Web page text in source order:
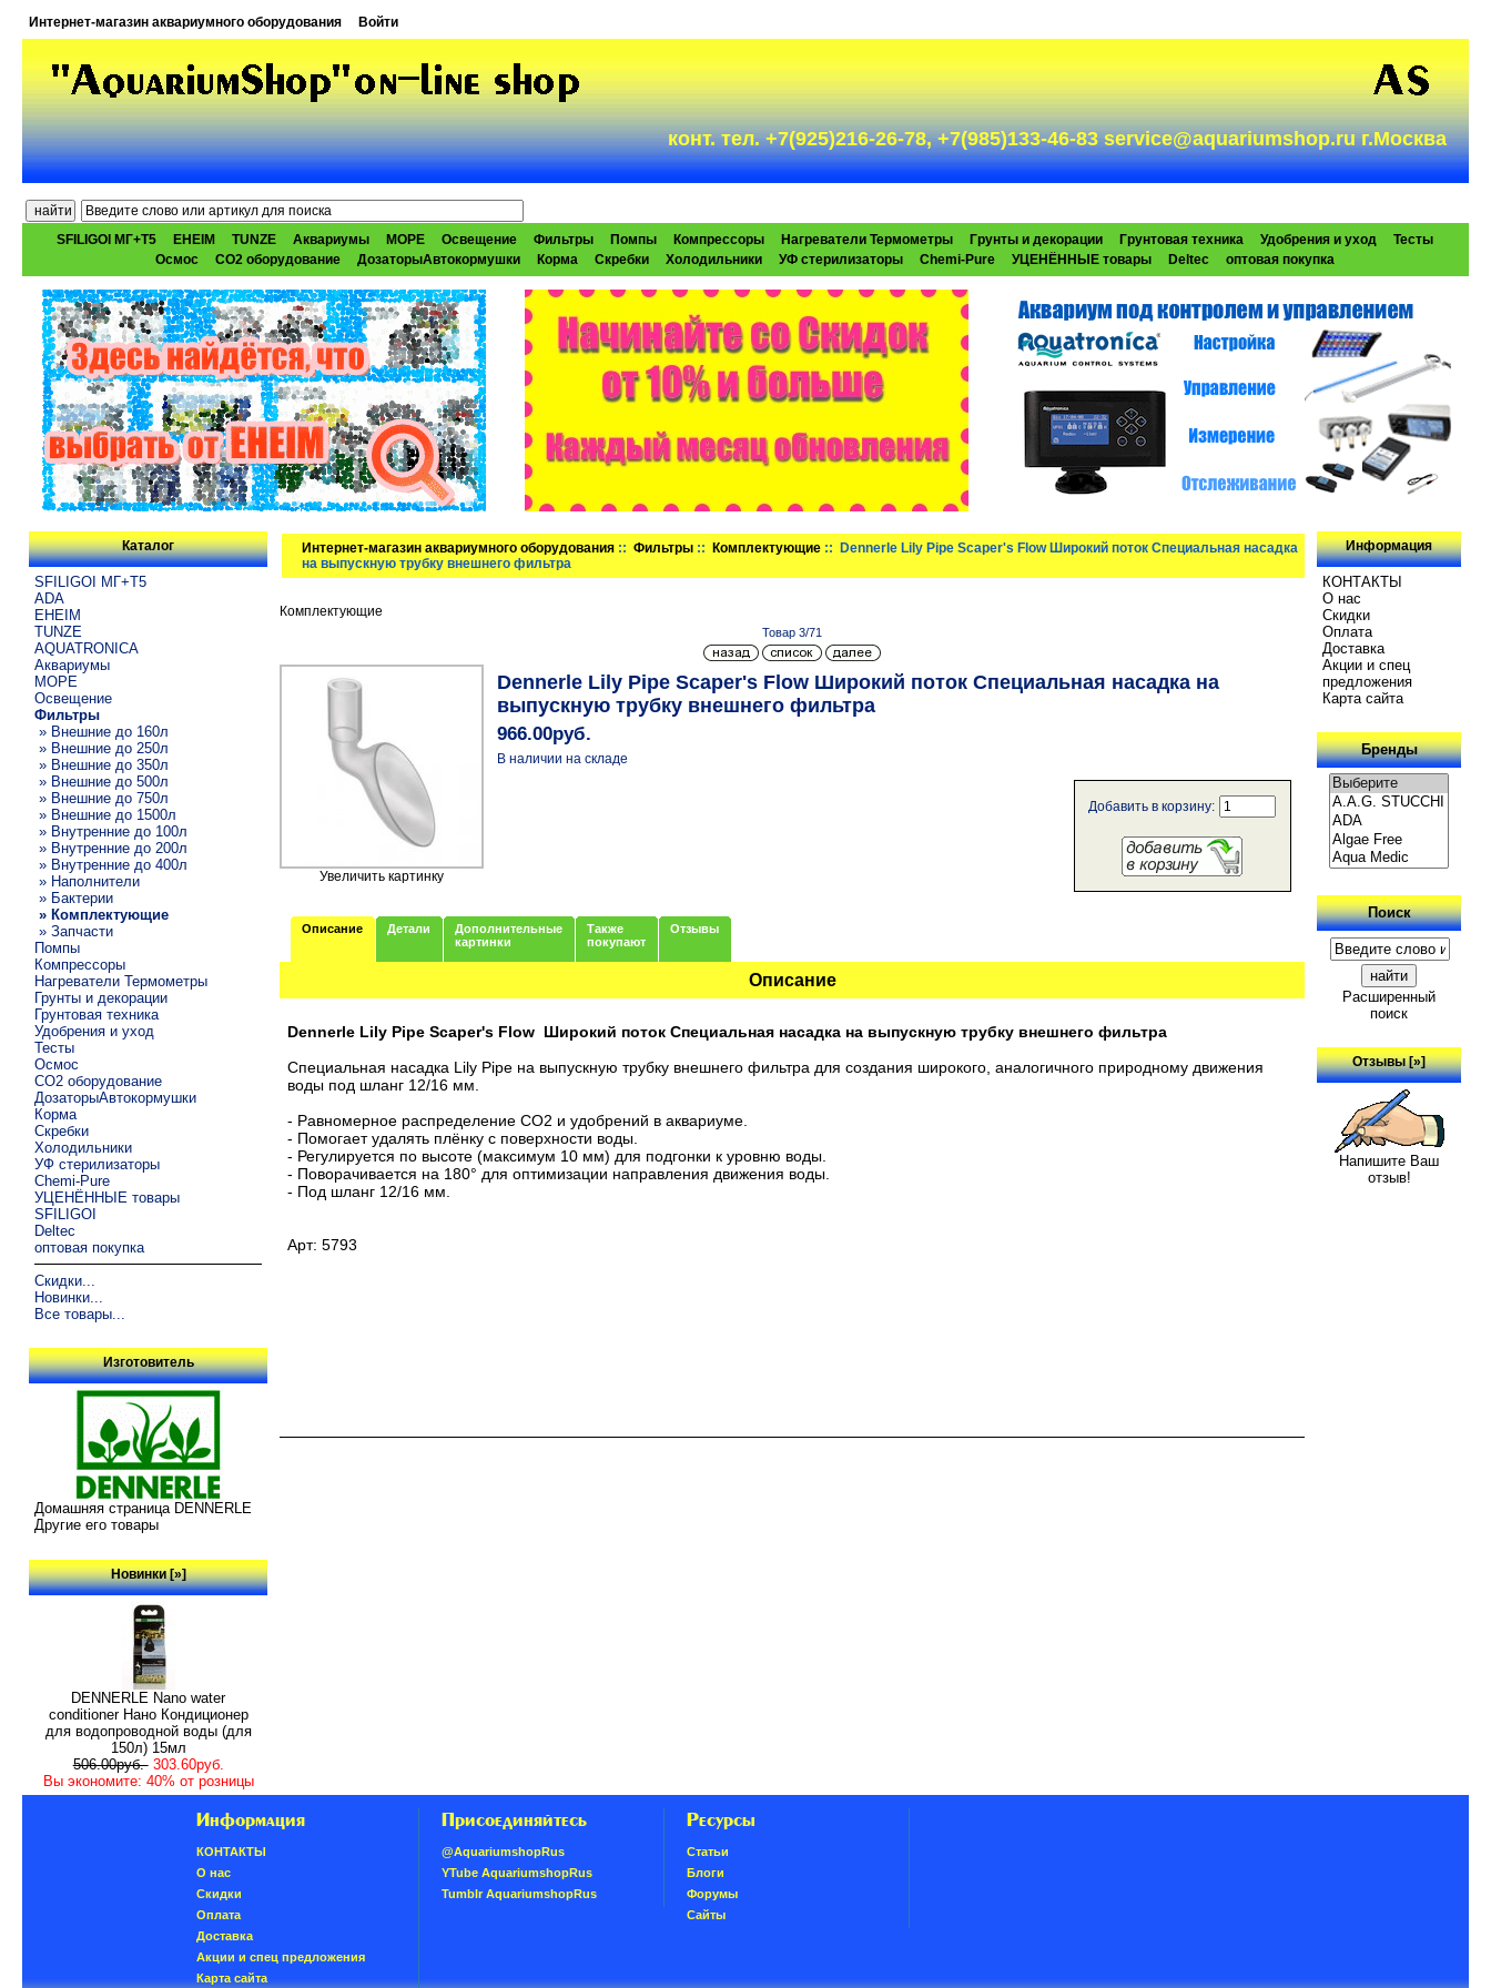
Интернет-магазин аквариумного оборудования Войти
конт. тел. +7(925)216-26-78, +7(985)133-46-83 service@aquariumshop.ru г.Москва
SFILIGOI МГ+Т5 EHEIM TUNZE Аквариумы МОРЕ Освещение Фильтры Помпы Компрессоры Нагреватели Термометры Грунты и декорации Грунтовая техника Удобрения и уход
Тесты
Осмос
CO2 оборудование ДозаторыАвтокормушки Корма Скребки Холодильники УФ стерилизаторы Chemi-Pure УЦЕНЁННЫЕ товары Deltec оптовая покупка
Каталог
SFILIGOI МГ+Т5
ADA
EHEIM
TUNZE
AQUATRONICA
Аквариумы
МОРЕ
Освещение
Фильтры
» Внешние до 160л
» Внешние до 250л
» Внешние до 350л
» Внешние до 500л
» Внешние до 750л
» Внешние до 1500л
» Внутренние до 100л
» Внутренние до 200л
» Внутренние до 400л
» Наполнители
» Бактерии
» Комплектующие
» Запчасти
Помпы
Компрессоры
Нагреватели Термометры
Грунты и декорации
Грунтовая техника
Удобрения и уход
Тесты
Осмос
CO2 оборудование
ДозаторыАвтокормушки
Корма
Скребки
Холодильники
УФ стерилизаторы
Chemi-Pure
УЦЕНЁННЫЕ товары
SFILIGOI
Deltec
оптовая покупка
Скидки...
Новинки...
Все товары...
Изготовитель
Домашняя страница DENNERLE
Другие его товары
Новинки [»]
DENNERLE Nano water
conditioner Нано Кондиционер
для водопроводной воды (для
150л) 15мл
506.00руб. 303.60руб.
Вы экономите: 40% от розницы
Интернет-магазин аквариумного оборудования ::Фильтры :: Комплектующие :: Dennerle Lily Pipe Scaper's Flow Широкий поток Специальная насадка
на выпускную трубку внешнего фильтра
Комплектующие
Товар 3/71
Увеличить картинку
Dennerle Lily Pipe Scaper's Flow Широкий поток Специальная насадка на
выпускную трубку внешнего фильтра
966.00руб.
В наличии на складе
Добавить в корзину:
Описание Детали
Дополнительные
картинки
Также
покупают
Отзывы
Описание
Dennerle Lily Pipe Scaper's Flow Широкий поток Специальная насадка на выпускную трубку внешнего фильтра
Специальная насадка Lily Pipe на выпускную трубку внешнего фильтра для создания широкого, аналогичного природному движения
воды под шланг 12/16 мм.
- Равномерное распределение СО2 и удобрений в аквариуме.
- Помогает удалять плёнку с поверхности воды.
- Регулируется по высоте (максимум 10 мм) для подгонки к уровню воды.
- Поворачивается на 180° для оптимизации направления движения воды.
- Под шланг 12/16 мм.
Арт: 5793
Информация
КОНТАКТЫ
О нас
Скидки
Oплатa
Доставка
Акции и спец
предложения
Карта сайта
Бренды
Поиск
Расширенный
поиск
Отзывы [»]
Напишите Ваш
отзыв!
Информация
КОНТАКТЫ
О нас
Скидки
Oплатa
Доставка
Акции и спец предложения
Карта сайта
Присоединяйтесь
@AquariumshopRus
YTube AquariumshopRus
Tumblr AquariumshopRus
Ресурсы
Статьи
Блоги
Форумы
Сайты